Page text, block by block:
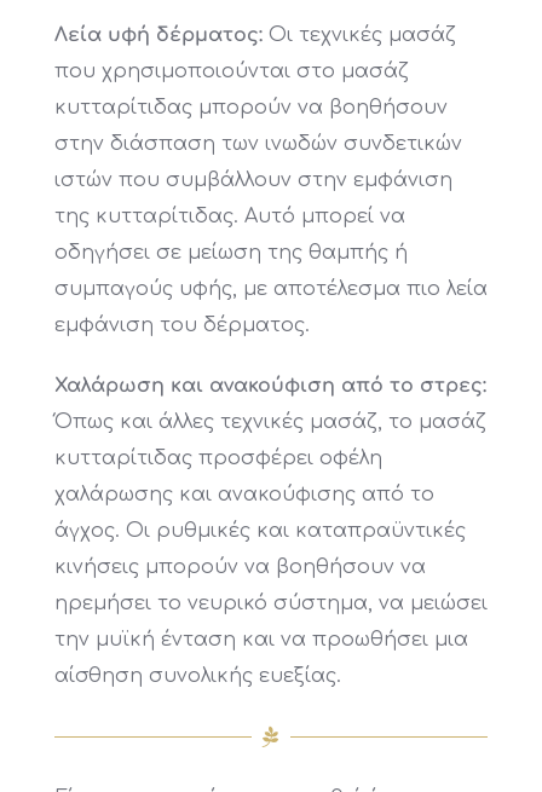
Λεία υφή δέρματος:Οι τεχνικές μασάζ
που χρησιμοποιούνται στο μασάζ
κυτταρίτιδας μπορούν να βοηθήσουν
στην διάσπαση των ινωδών συνδετικών
ιστών που συμβάλλουν στην εμφάνιση
της κυτταρίτιδας. Αυτό μπορεί να
οδηγήσει σε μείωση της θαμπής ή
συμπαγούς υφής, με αποτέλεσμα πιο λεία
εμφάνιση του δέρματος.
Χαλάρωση και ανακούφιση από το στρες:
Όπως και άλλες τεχνικές μασάζ, το μασάζ
κυτταρίτιδας προσφέρει οφέλη
χαλάρωσης και ανακούφισης από το
άγχος. Οι ρυθμικές και καταπραϋντικές
κινήσεις μπορούν να βοηθήσουν να
ηρεμήσει το νευρικό σύστημα, να μειώσει
την μυϊκή ένταση και να προωθήσει μια
αίσθηση συνολικής ευεξίας.